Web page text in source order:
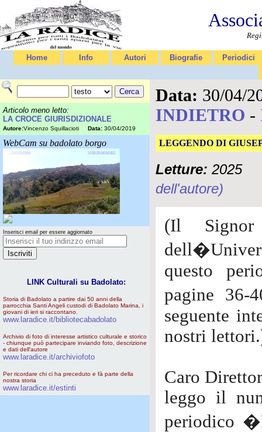
Home Info Autori Biografie Periodici
Articolo meno letto:
LA CROCE GIURISDIZIONALE
Autore:Vincenzo Squillacioti Data: 30/04/2019
WebCam su badolato borgo
Inserisci email per essere aggiornato
LINK Culturali su Badolato:
Storia di Badolato a partire dai 50 anni della
parrocchia Santi Angeli custodi di Badolato Marina, i
giovani di ieri si raccontano.
www.laradice.it/bibliotecabadolato
Archivio di foto di interesse artistico culturale e storico
- chiunque può partecipare inviando foto, descrizione
e dati dell'autore
www.laradice.it/archiviofoto
Per ricordare chi ci ha preceduto e fà parte della
nostra storia
www.laradice.it/estinti
Data: 30/04/
INDIETRO -
LEGGENDO DI
Letture: 2025
dell'autore)
(Il Signor
questo
pagine
seguente
nostri
Caro
leggo il
periodico